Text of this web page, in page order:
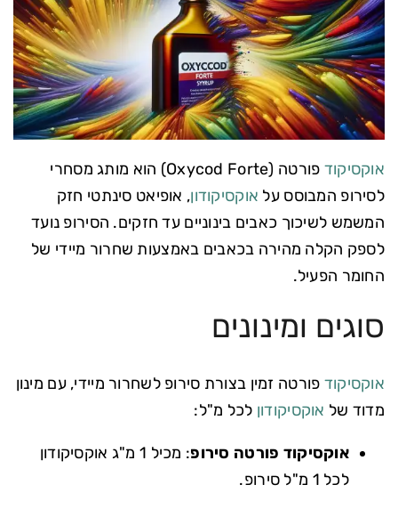
אוקסיקוד
פורטה (Oxycod Forte) הוא מותג מסחרי
לסירופ המבוסס על אוקסיקודון, אופיאט סינתטי חזק
המשמש לשיכוך כאבים בינוניים עד חזקים. הסירופ נועד
לספק הקלה מהירה בכאבים באמצעות שחרור מיידי של
החומר הפעיל.
סוגים ומינונים
אוקסיקוד פורטה זמין בצורת סירופ לשחרור מיידי, עם מינון
מדוד של אוקסיקודון לכל מ"ל:
אוקסיקוד פורטה סירופ
: מכיל 1 מ"ג אוקסיקודון
לכל 1 מ"ל סירופ.